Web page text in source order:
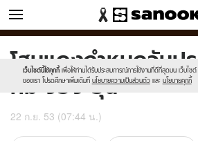
ข่าว
เว็บไซต์นี้ใช้คุกกี้ เพื่อให้ท่านได้รับประสบการณ์การใช้งานที่ดีที่สุดบน เว็บไซต์
ของเรา โปรดศึกษาเพิ่มเติมที่ นโยบายความเป็นส่วนตัว และ นโยบายคุกกี้
Sanook
//s.isanook.com/sr/0/images/logo-
new-
sanook.png
600
60
โสมแดงกำหนดวันป
คิม จอง อุน
22 ก.ย. 53 (07:44 น.)